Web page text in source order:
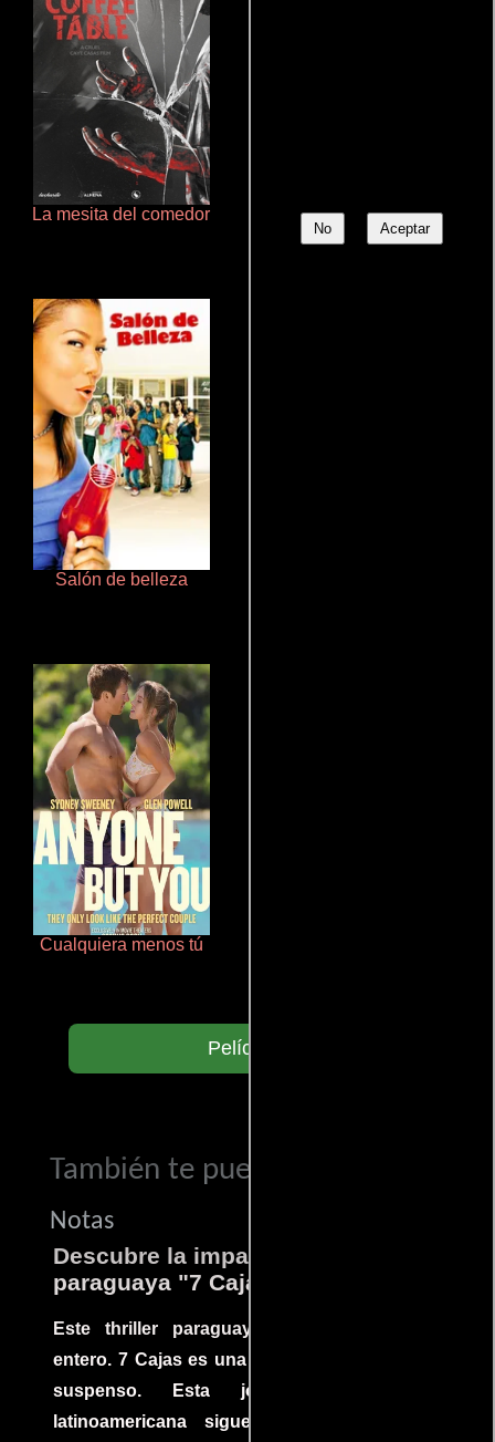
No Aceptar
La mesita del comedor Rico o muerto
Salón de belleza
Cualquiera menos tú
Películas
También te puede interesar...
Notas
Descubre la impactante película
paraguaya "7 Cajas"
Este thriller paraguayo cautivó al mundo
entero. 7 Cajas es una explosión de acción y
suspenso. Esta joya cinematográfica
latinoamericana sigue la historia de un